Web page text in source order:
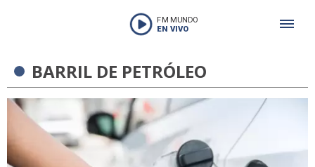
FM MUNDO
EN VIVO
BARRIL DE PETRÓLEO